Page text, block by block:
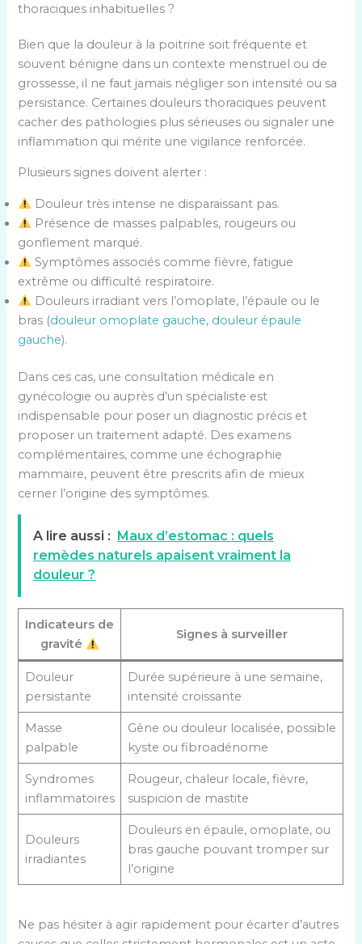
thoraciques inhabituelles ?
Bien que la douleur à la poitrine soit fréquente et
souvent bénigne dans un contexte menstruel ou de
grossesse, il ne faut jamais négliger son intensité ou sa
persistance. Certaines douleurs thoraciques peuvent
cacher des pathologies plus sérieuses ou signaler une
inflammation qui mérite une vigilance renforcée.
Plusieurs signes doivent alerter :
Douleur très intense ne disparaissant pas.
Présence de masses palpables, rougeurs ou
gonflement marqué.
Symptômes associés comme fièvre, fatigue
extrême ou difficulté respiratoire.
Douleurs irradiant vers l’omoplate, l’épaule ou le
bras (douleur omoplate gauche, douleur épaule
gauche).
Dans ces cas, une consultation médicale en
gynécologie ou auprès d’un spécialiste est
indispensable pour poser un diagnostic précis et
proposer un traitement adapté. Des examens
complémentaires, comme une échographie
mammaire, peuvent être prescrits afin de mieux
cerner l’origine des symptômes.
A lire aussi : Maux d’estomac : quels
remèdes naturels apaisent vraiment la
douleur ?
Indicateurs de
gravité
Signes à surveiller
Douleur
persistante
Durée supérieure à une semaine,
intensité croissante
Masse
palpable
Gêne ou douleur localisée, possible
kyste ou fibroadénome
Syndromes
inflammatoires
Rougeur, chaleur locale, fièvre,
suspicion de mastite
Douleurs
irradiantes
Douleurs en épaule, omoplate, ou
bras gauche pouvant tromper sur
l’origine
Ne pas hésiter à agir rapidement pour écarter d’autres